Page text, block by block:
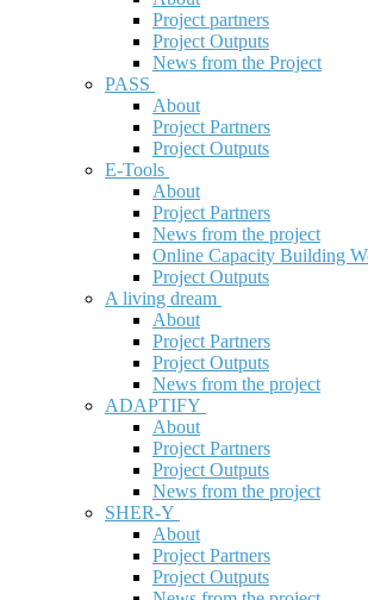
Project partners
Project Outputs
News from the Project
PASS
About
Project Partners
Project Outputs
E-Tools
About
Project Partners
News from the project
Online Capacity Building
Project Outputs
A living dream
About
Project Partners
Project Outputs
News from the project
ADAPTIFY
About
Project Partners
Project Outputs
News from the project
SHER-Y
About
Project Partners
Project Outputs